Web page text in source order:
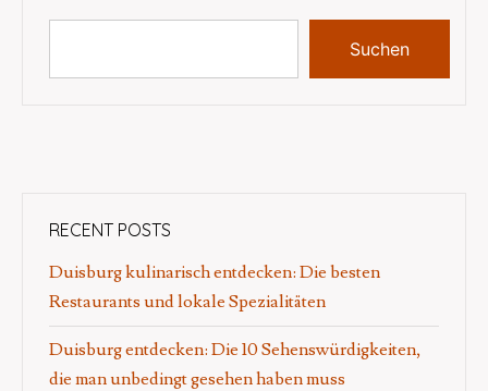
Suchen
RECENT POSTS
Duisburg kulinarisch entdecken: Die besten
Restaurants und lokale Spezialitäten
Duisburg entdecken: Die 10 Sehenswürdigkeiten,
die man unbedingt gesehen haben muss